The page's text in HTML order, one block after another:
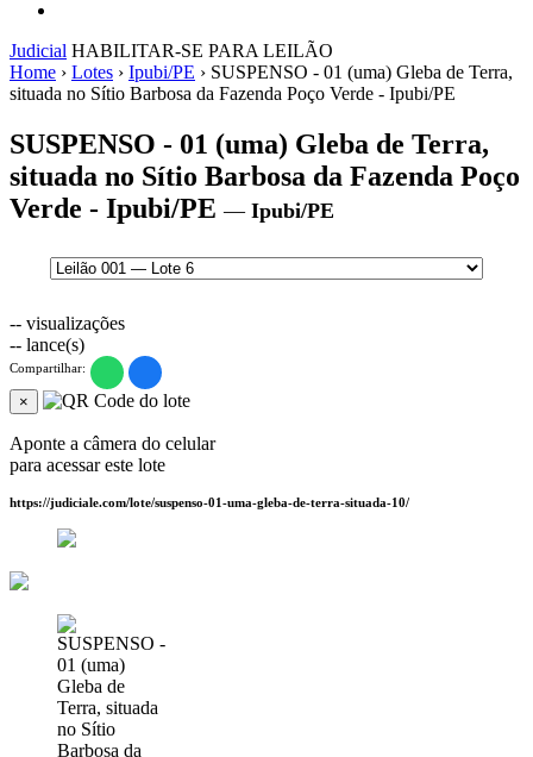
Judicial HABILITAR-SE PARA LEILÃO
Home › Lotes › Ipubi/PE › SUSPENSO - 01 (uma) Gleba de Terra,
situada no Sítio Barbosa da Fazenda Poço Verde - Ipubi/PE
SUSPENSO - 01 (uma) Gleba de Terra,
situada no Sítio Barbosa da Fazenda Poço
Verde - Ipubi/PE — Ipubi/PE
-- visualizações
-- lance(s)
Compartilhar:
×
Aponte a câmera do celular
para acessar este lote
https://judiciale.com/lote/suspenso-01-uma-gleba-de-terra-situada-10/